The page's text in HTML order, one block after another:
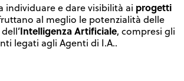
individuare e dare visibilità ai progetti
al meglio le potenzialità delle
Intelligenza Artificiale, compresi gli
legati agli Agenti di I.A..